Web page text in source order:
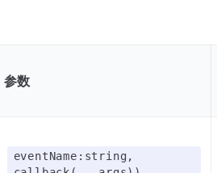
参数
eventName:string,